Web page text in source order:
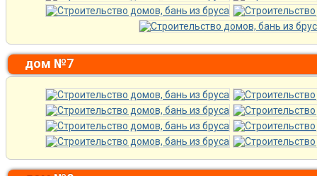
дом №7